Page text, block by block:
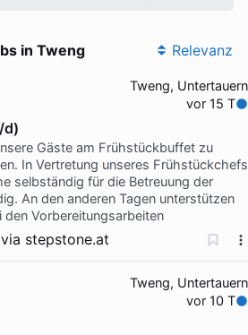
in Tweng Relevanz
Tweng, Untertauern
vor 15 T
Gäste am Frühstückbuffet zu
In Vertretung unseres Frühstückchefs
selbständig für die Betreuung der
An den anderen Tagen unterstützen
den Vorbereitungsarbeiten
via stepstone.at
Tweng, Untertauern
vor 10 T